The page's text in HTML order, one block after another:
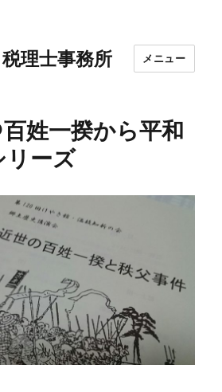
理士事務所 メニュー
姓一揆から平和
リーズ